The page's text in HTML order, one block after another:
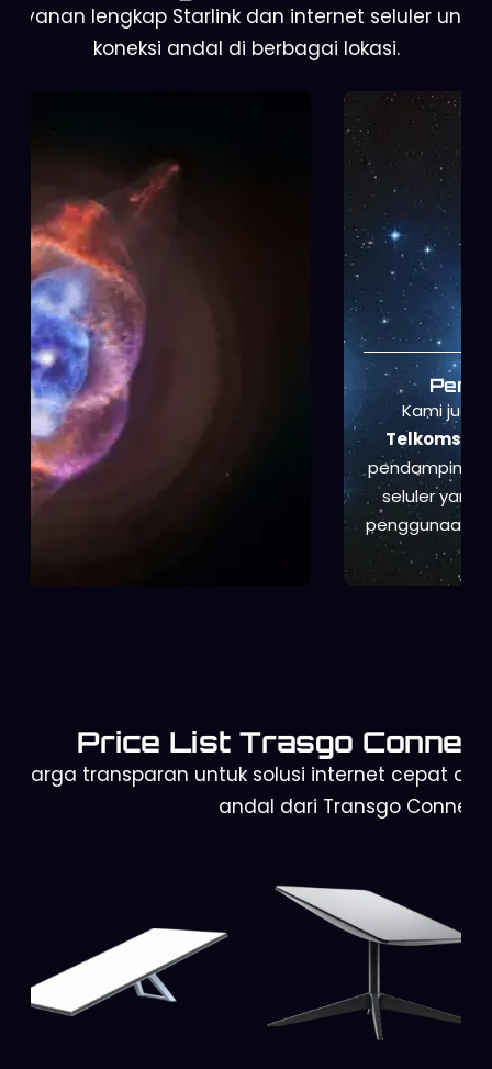
Layanan lengkap Starlink dan internet seluler untuk
koneksi andal di berbagai lokasi.
Penyewaan Modem Telkomsel
Kami juga menyediakan
penyewaan modem
Telkomsel
sebagai solusi internet alternatif atau
pendamping Starlink. Ideal untuk area dengan jaringan
seluler yang kuat, kebutuhan backup internet, atau
penggunaan harian yang praktis dengan proses cepat
Price List Trasgo Connect
Harga transparan untuk solusi internet cepat dan
andal dari Transgo Connect.
Starlink Gen 2 Orbit Telkomsel